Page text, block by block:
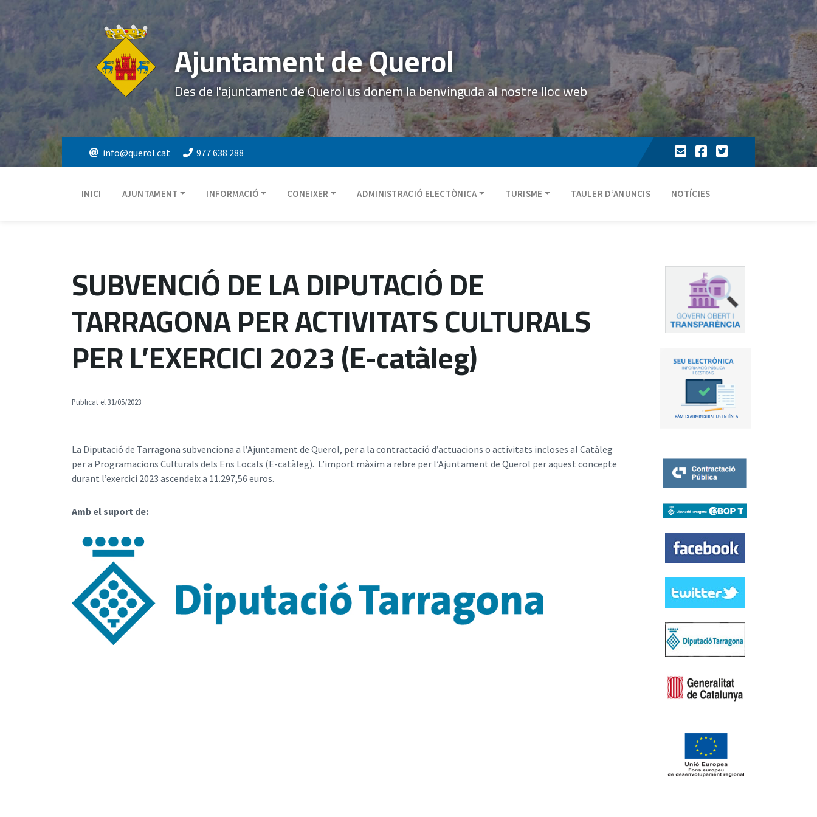
Ajuntament de Querol
Des de l'ajuntament de Querol us donem la benvinguda al nostre lloc web
info@querol.cat 977 638 288
INICI AJUNTAMENT INFORMACIÓ CONEIXER ADMINISTRACIÓ ELECTÒNICA TURISME TAULER D’ANUNCIS NOTÍCIES
SUBVENCIÓ DE LA DIPUTACIÓ DE
TARRAGONA PER ACTIVITATS CULTURALS
PER L’EXERCICI 2023 (E-catàleg)
Publicat el 31/05/2023
La Diputació de Tarragona subvenciona a l’Ajuntament de Querol, per a la contractació d’actuacions o activitats incloses al Catàleg
per a Programacions Culturals dels Ens Locals (E-catàleg). L’import màxim a rebre per l’Ajuntament de Querol per aquest concepte
durant l’exercici 2023 ascendeix a 11.297,56 euros.
Amb el suport de: